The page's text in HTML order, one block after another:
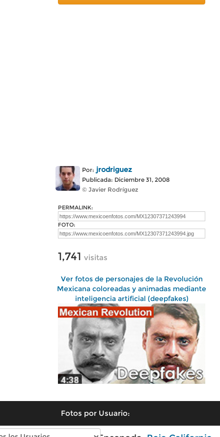
Por: jrodriguez
Publicada: Diciembre 31, 2008
© Javier Rodríguez
PERMALINK:
FOTO:
1,741 visitas
Ver fotos de personajes de la Revolución
Mexicana coloreadas y animadas mediante
inteligencia artificial (deepfakes)
Fotos por Usuario: